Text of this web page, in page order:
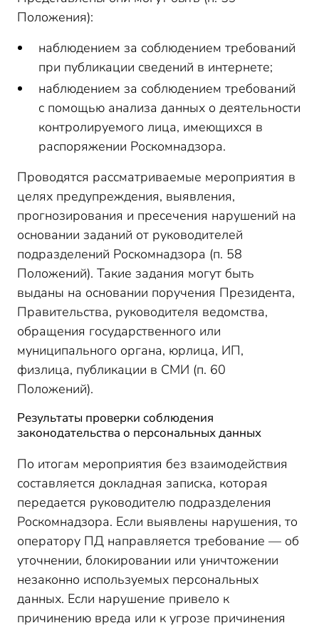
Положения):
наблюдением за соблюдением требований
при публикации сведений в интернете;
наблюдением за соблюдением требований
с помощью анализа данных о деятельности
контролируемого лица, имеющихся в
распоряжении Роскомнадзора.
Проводятся рассматриваемые мероприятия в
целях предупреждения, выявления,
прогнозирования и пресечения нарушений на
основании заданий от руководителей
подразделений Роскомнадзора (п. 58
Положений). Такие задания могут быть
выданы на основании поручения Президента,
Правительства, руководителя ведомства,
обращения государственного или
муниципального органа, юрлица, ИП,
физлица, публикации в СМИ (п. 60
Положений).
Результаты проверки соблюдения
законодательства о персональных данных
По итогам мероприятия без взаимодействия
составляется докладная записка, которая
передается руководителю подразделения
Роскомнадзора. Если выявлены нарушения, то
оператору ПД направляется требование — об
уточнении, блокировании или уничтожении
незаконно используемых персональных
данных. Если нарушение привело к
причинению вреда или к угрозе причинения